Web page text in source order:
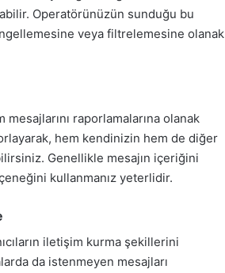
Operatörünüzün sunduğu bu
veya filtrelemesine olanak
raporlamalarına olanak
hem kendinizin hem de diğer
Genellikle mesajın içeriğini
kullanmanız yeterlidir.
iletişim kurma şekillerini
da istenmeyen mesajları